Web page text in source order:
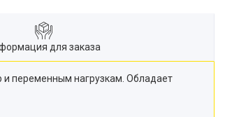
для заказа
и переменным нагрузкам. Обладает